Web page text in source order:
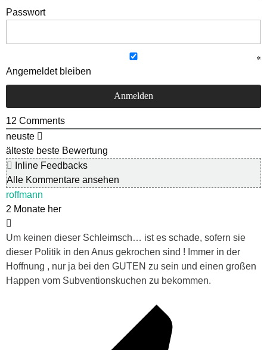
Passwort
Angemeldet bleiben
12 Comments
neuste
älteste beste Bewertung
Inline Feedbacks
Alle Kommentare ansehen
roffmann
2 Monate her
Um keinen dieser Schleimsch… ist es schade, sofern sie
dieser Politik in den Anus gekrochen sind ! Immer in der
Hoffnung , nur ja bei den GUTEN zu sein und einen großen
Happen vom Subventionskuchen zu bekommen.